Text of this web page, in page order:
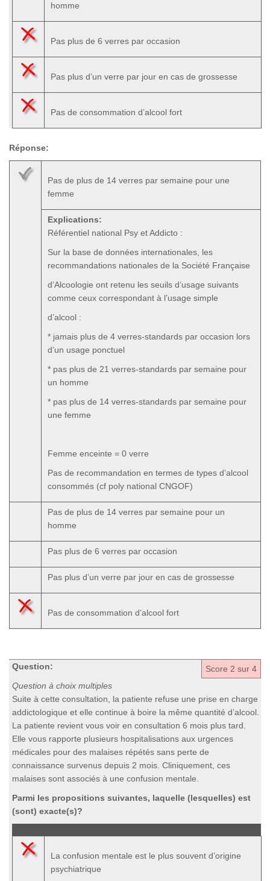
homme
Pas plus de 6 verres par occasion
Pas plus d’un verre par jour en cas de grossesse
Pas de consommation d’alcool fort
Réponse:
Pas de plus de 14 verres par semaine pour une
femme
Explications:
Référentiel national Psy et Addicto :
Sur la base de données internationales, les
recommandations nationales de la Société Française
d’Alcoologie ont retenu les seuils d’usage suivants
comme ceux correspondant à l’usage simple
d’alcool :
* jamais plus de 4 verres-standards par occasion lors
d’un usage ponctuel
* pas plus de 21 verres-standards par semaine pour
un homme
* pas plus de 14 verres-standards par semaine pour
une femme
Femme enceinte = 0 verre
Pas de recommandation en termes de types d’alcool
consommés (cf poly national CNGOF)
Pas de plus de 14 verres par semaine pour un
homme
Pas plus de 6 verres par occasion
Pas plus d’un verre par jour en cas de grossesse
Pas de consommation d’alcool fort
Score 2 sur 4
Question:
Question à choix multiples
Suite à cette consultation, la patiente refuse une prise en charge
addictologique et elle continue à boire la même quantité d’alcool.
La patiente revient vous voir en consultation 6 mois plus tard.
Elle vous rapporte plusieurs hospitalisations aux urgences
médicales pour des malaises répétés sans perte de
connaissance survenus depuis 2 mois. Cliniquement, ces
malaises sont associés à une confusion mentale.
Parmi les propositions suivantes, laquelle (lesquelles) est
(sont) exacte(s)?
La confusion mentale est le plus souvent d’origine
psychiatrique